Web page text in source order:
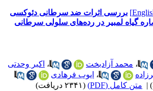
بررسی اثرات ضد سرطانی دئوکسی
گیاه لمبیر در رده‌های سلولی سرطانی
،محمد آزادبخت ،اکبر وحدتی
،ایوب فرهادی
متن کامل (PDF) (۲۳۴۱ دریافت)